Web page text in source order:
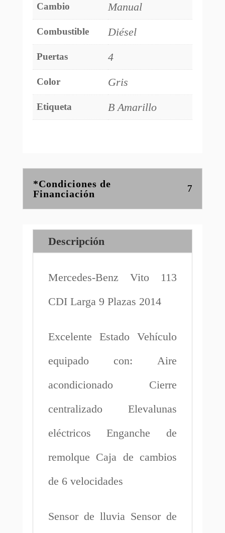
Cambio Manual
Combustible Diésel
Puertas 4
Color Gris
Etiqueta B Amarillo
*Condiciones de
Financiación
Descripción
Mercedes-Benz Vito 113
CDI Larga 9 Plazas 2014
Excelente Estado Vehículo
equipado con: Aire
acondicionado Cierre
centralizado Elevalunas
eléctricos Enganche de
remolque Caja de cambios
de 6 velocidades
Sensor de lluvia Sensor de